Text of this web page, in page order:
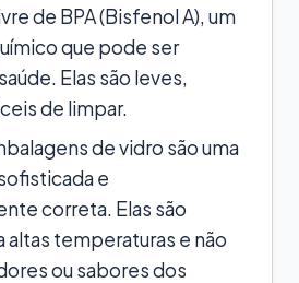
de BPA (Bisfenol A), um
que pode ser
Elas são leves,
de limpar.
de vidro são uma
e
correta. Elas são
altas temperaturas e não
ou sabores dos